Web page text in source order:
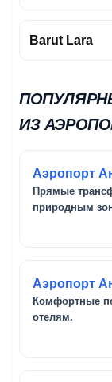
Barut Lara
ИЗ
Аэропорт
Прямые
природным
Аэропорт
Комфортные
отелям.